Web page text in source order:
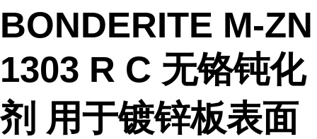
BONDERITE M-ZN
1303 R C 无铬钝化
剂 用于镀锌板表面